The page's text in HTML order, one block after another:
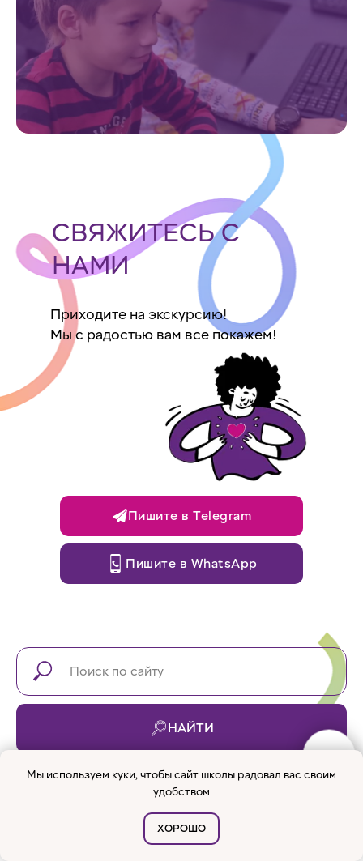
4-9 класс
ГРАФИЧЕСКИЙ ДИЗАЙН
5-8 класс
СВЯЖИТЕСЬ С
НАМИ
Мы с радостью вам все покажем!
Мы используем куки, чтобы сайт школы радовал вас своим
удобством
ХОРОШО